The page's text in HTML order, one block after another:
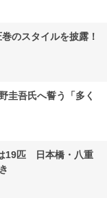
のスタイルを披露！
圭吾氏へ誓う「多く
19匹 日本橋・八重